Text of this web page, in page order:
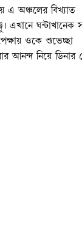
এ অঞ্চলের বিখ্যাত
এখানে ঘন্টাখানেক
ওকে শুভেচ্ছা
আনন্দ নিয়ে ডিনার